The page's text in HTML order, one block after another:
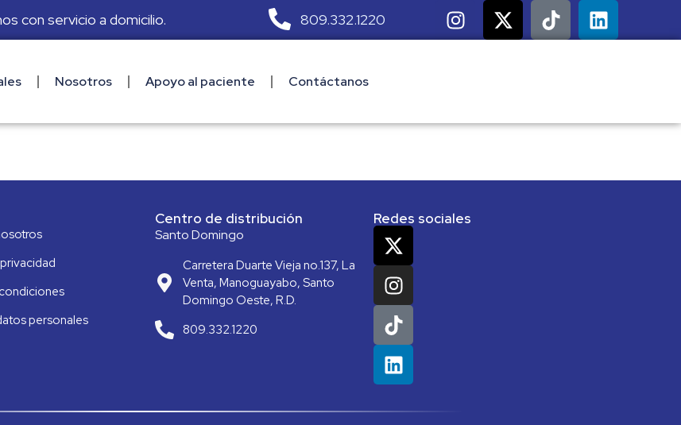
con servicio a domicilio. 809.332.1220
Nosotros Apoyo al paciente Contáctanos
personales
Centro de distribución
Santo Domingo
Carretera Duarte Vieja no.137, La
Venta, Manoguayabo, Santo
Domingo Oeste, R.D.
809.332.1220
Redes sociales